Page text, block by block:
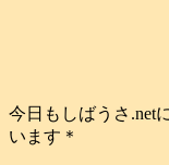
今日もしばうさ.net
います＊